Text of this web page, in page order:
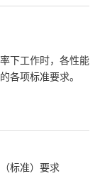
下工作时，各性能
各项标准要求。
标准）要求